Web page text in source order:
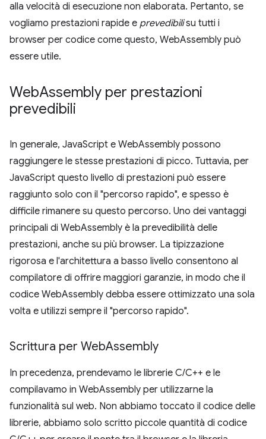
alla velocità di esecuzione non elaborata. Pertanto, se
vogliamo prestazioni rapide e prevedibilisu tutti i
browser per codice come questo, WebAssembly può
essere utile.
WebAssembly per prestazioni
prevedibili
In generale, JavaScript e WebAssembly possono
raggiungere le stesse prestazioni di picco. Tuttavia, per
JavaScript questo livello di prestazioni può essere
raggiunto solo con il "percorso rapido", e spesso è
difficile rimanere su questo percorso. Uno dei vantaggi
principali di WebAssembly è la prevedibilità delle
prestazioni, anche su più browser. La tipizzazione
rigorosa e l'architettura a basso livello consentono al
compilatore di offrire maggiori garanzie, in modo che il
codice WebAssembly debba essere ottimizzato una sola
volta e utilizzi sempre il "percorso rapido".
Scrittura per WebAssembly
In precedenza, prendevamo le librerie C/C++ e le
compilavamo in WebAssembly per utilizzarne la
funzionalità sul web. Non abbiamo toccato il codice delle
librerie, abbiamo solo scritto piccole quantità di codice